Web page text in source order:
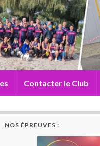
Contacter le Club
NOS ÉPREUVES :